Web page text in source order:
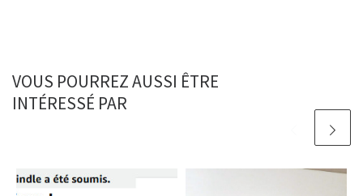
VOUS POURREZ AUSSI ÊTRE
INTÉRESSÉ PAR